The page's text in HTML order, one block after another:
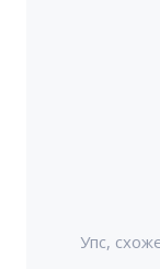
Упс,